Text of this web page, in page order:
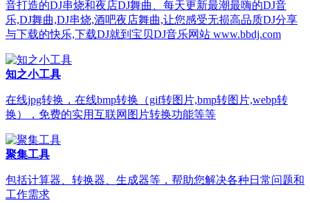
音打造的DJ串烧和夜店DJ舞曲、每天更新最潮最嗨的DJ音
乐,DJ舞曲,DJ串烧,酒吧夜店舞曲,让您感受无损高品质DJ分享
与下载的快乐,下载DJ就到宝贝DJ音乐网站 www.bbdj.com
知之小工具
在线jpg转换，在线bmp转换（gif转图片,bmp转图片,webp转
换），免费的实用互联网图片转换功能等等
聚集工具
包括计算器、转换器、生成器等，帮助您解决各种日常问题和
工作需求